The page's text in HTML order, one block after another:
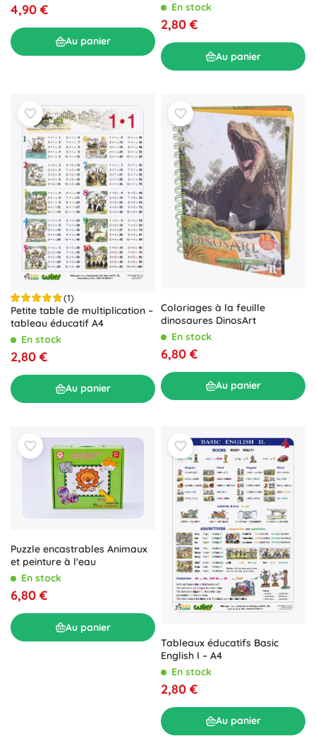
4,90 €
Au panier
En stock
2,80 €
Au panier
(1)
Petite table de multiplication –
tableau éducatif A4
En stock
2,80 €
Au panier
Coloriages à la feuille
dinosaures DinosArt
En stock
6,80 €
Au panier
Puzzle encastrables Animaux
et peinture à l'eau
En stock
6,80 €
Au panier
Tableaux éducatifs Basic
English I – A4
En stock
2,80 €
Au panier